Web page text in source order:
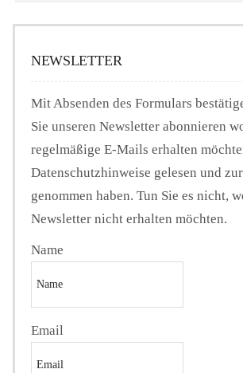
NEWSLETTER
Mit Absenden des Formulars
Sie unseren Newsletter abonnieren
regelmäßige E-Mails erhalten
Datenschutzhinweise gelesen und
genommen haben. Tun Sie es nicht,
Newsletter nicht erhalten möchten.
Name
Email